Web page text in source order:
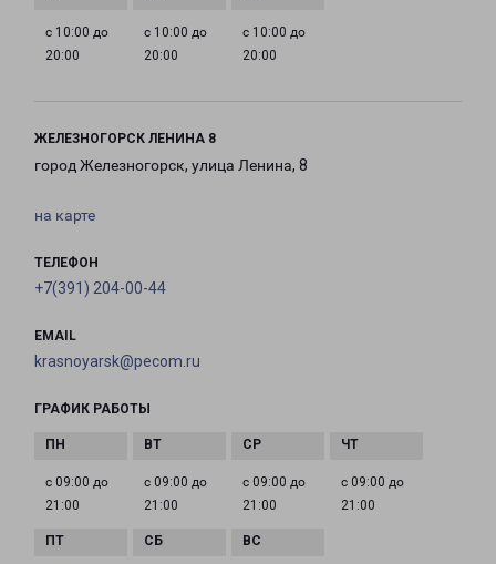
с 10:00 до
20:00
с 10:00 до
20:00
с 10:00 до
20:00
ЖЕЛЕЗНОГОРСК ЛЕНИНА 8
город Железногорск, улица Ленина, 8
на карте
ТЕЛЕФОН
+7(391) 204-00-44
EMAIL
krasnoyarsk@pecom.ru
ГРАФИК РАБОТЫ
с 09:00 до
21:00
с 09:00 до
21:00
с 09:00 до
21:00
с 09:00 до
21:00